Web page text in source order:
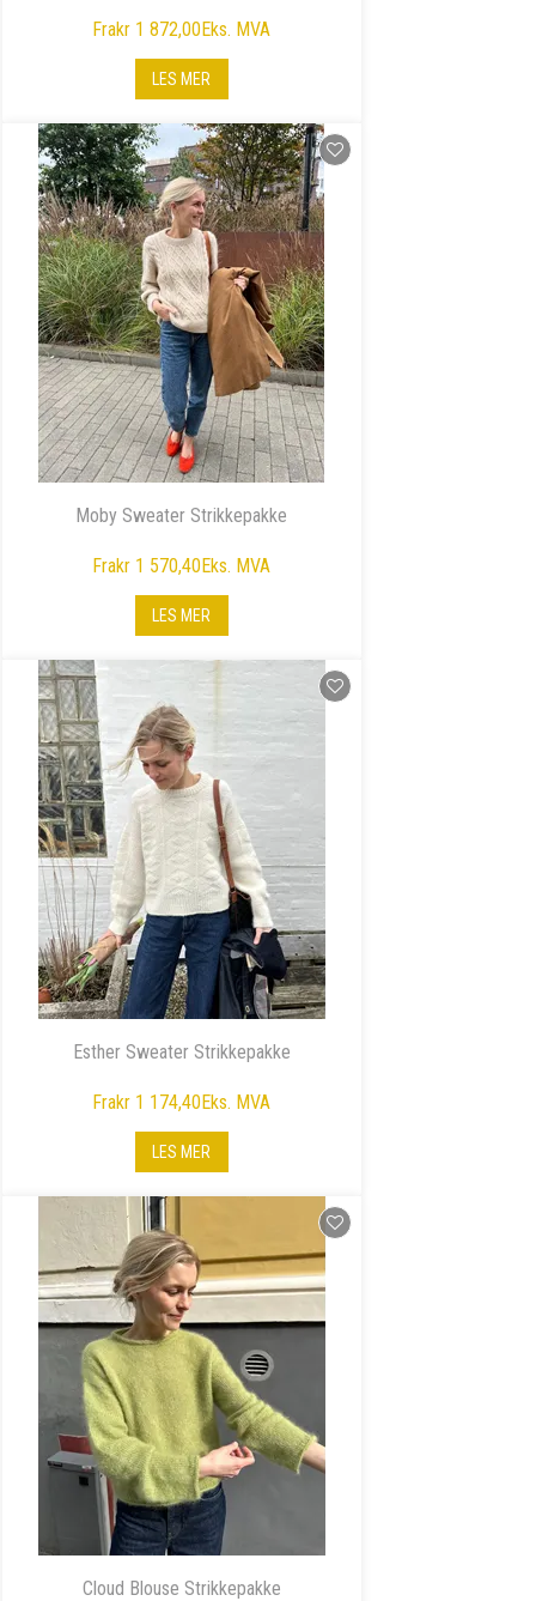
Frakr 1 872,00Eks. MVA
LES MER
Moby Sweater Strikkepakke
Frakr 1 570,40Eks. MVA
LES MER
Esther Sweater Strikkepakke
Frakr 1 174,40Eks. MVA
LES MER
Cloud Blouse Strikkepakke